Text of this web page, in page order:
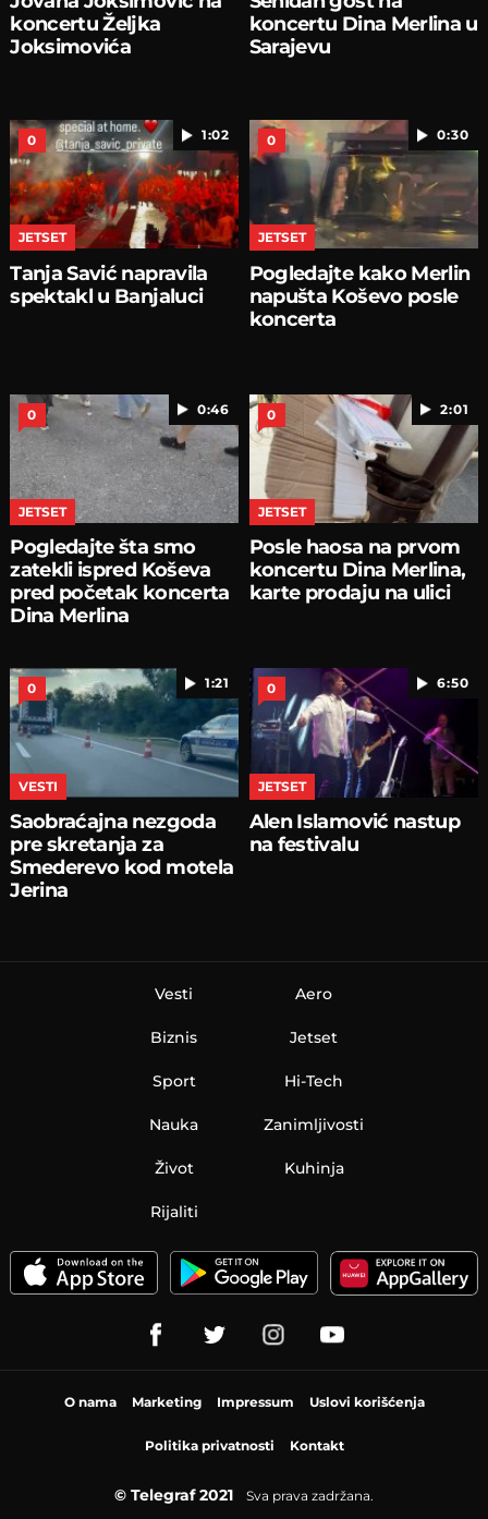
koncertu Željka
Joksimovića
koncertu Dina Merlina u
Sarajevu
1:02
0
JETSET
Tanja Savić napravila
spektakl u Banjaluci
0:30
0
JETSET
Pogledajte kako Merlin
napušta Koševo posle
koncerta
0:46
0
JETSET
Pogledajte šta smo
zatekli ispred Koševa
pred početak koncerta
Dina Merlina
2:01
0
JETSET
Posle haosa na prvom
koncertu Dina Merlina,
karte prodaju na ulici
1:21
0
VESTI
Saobraćajna nezgoda
pre skretanja za
Smederevo kod motela
Jerina
6:50
0
JETSET
Alen Islamović nastup
na festivalu
Vesti
Biznis
Sport
Nauka
Aero
Jetset
Hi-Tech
Zanimljivosti
Život Kuhinja
Rijaliti
O nama Marketing Impressum Uslovi korišćenja
Politika privatnosti Kontakt
© Telegraf 2021 Sva prava zadržana.